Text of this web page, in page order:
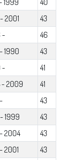
2001
43
-
46
1990
43
-
41
2009
41
43
1999
43
2004
43
2001
43